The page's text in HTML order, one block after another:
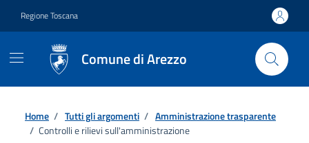
Regione Toscana
Comune di Arezzo
Home / Tutti gli argomenti / Amministrazione trasparente
/ Controlli e rilievi sull'amministrazione